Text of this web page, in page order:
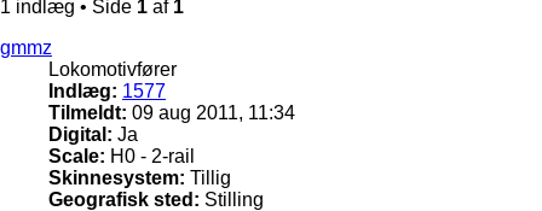
1 indlæg • Side 1 af 1
gmmz
Lokomotivfører
Indlæg: 1577
Tilmeldt: 09 aug 2011, 11:34
Digital: Ja
Scale: H0 - 2-rail
Skinnesystem: Tillig
Geografisk sted: Stilling